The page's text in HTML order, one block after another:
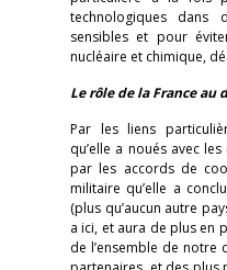
technologiques dans
sensibles et pour
nucléaire et chimique,
Le rôle de la France au
Par les liens
qu’elle a noués avec
par les accords de
militaire qu’elle a
(plus qu’aucun autre
a ici, et aura de plus en
de l’ensemble de